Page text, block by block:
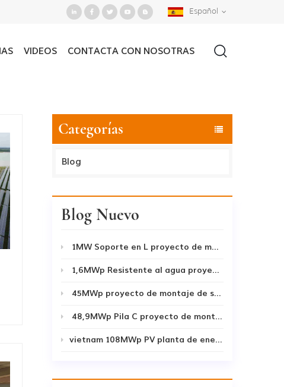
Español
VIDEOS CONTACTA CON NOSOTRAS
Categorías
Blog
Blog Nuevo
1MW Soporte en L proyecto de montaje en techo 2020
1,6MWp Resistente al agua proyecto de cochera solar
45MWp proyecto de montaje de suelo solar de pilotes de tornillo 2019-2020
48,9MWp Pila C proyecto de montaje de suelo solar
vietnam 108MWp PV planta de energía